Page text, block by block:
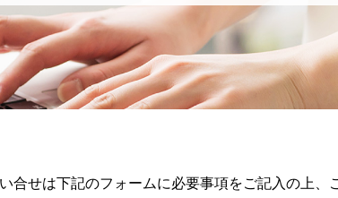
合せは下記のフォームに必要事項をご記入の上、